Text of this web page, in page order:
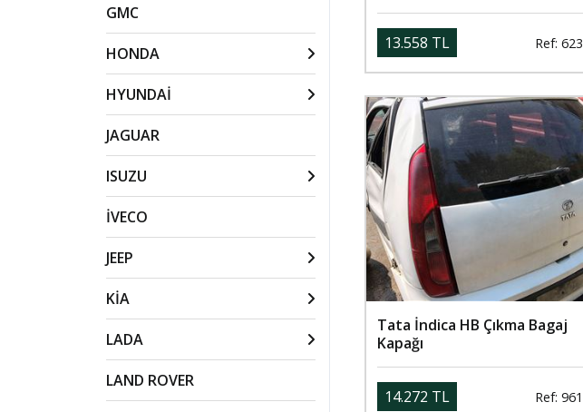
GMC
HONDA
HYUNDAİ
JAGUAR
ISUZU
İVECO
JEEP
KİA
LADA
LAND ROVER
13.558 TL Ref: 623
Tata İndica HB Çıkma Bagaj
Kapağı
14.272 TL Ref: 961